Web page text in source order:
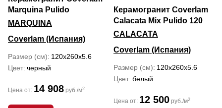
Marquina Pulido
MARQUINA
Coverlam (Испания)
Размер (см) 120x260x5.6
Цвет черный
Цена от: 14 908 руб./м2
Керамогранит Coverlam
Calacata Mix Pulido 120
CALACATA
Coverlam (Испания)
Размер (см) 120x260x5.6
Цвет белый
Цена от: 12 500 руб./м2